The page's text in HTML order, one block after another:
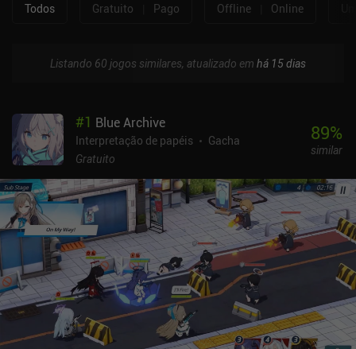
Todos Gratuito Pago Offline Online
Listando 60 jogos similares, atualizado em há 15 dias
#1 Blue Archive
Interpretação de papéis
Gacha
Gratuito
89%
similar